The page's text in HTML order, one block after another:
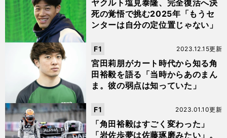
ヤクルト塩見泰隆、完全復活へ決
死の覚悟で挑む2025年「もうセ
ンターは自分の定位置じゃない」
宮田莉朋がカート時代から知る角
田裕毅を語る「当時からあのまん
ま。彼の弱点は知っていた」
2023.12.15更新
F1
「角田裕毅はすごく変わった」
「岩佐歩夢は佐藤琢磨みたい」。
2023.01.10更新
F1